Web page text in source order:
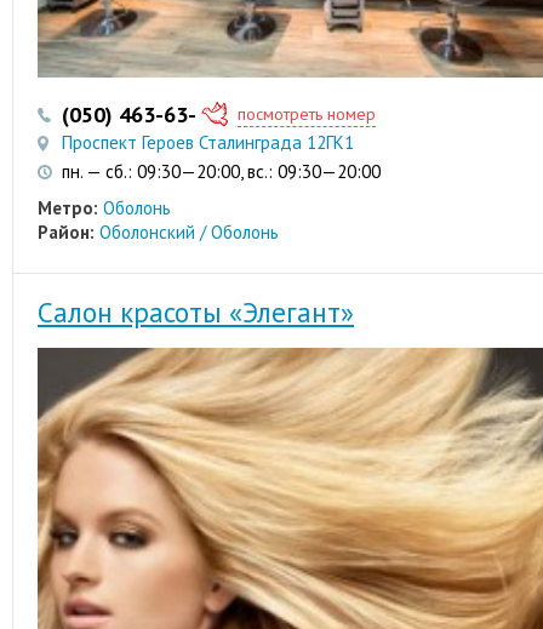
(050) 463-63-37 посмотреть номер
Проспект Героев Сталинграда 12ГК1
пн. — сб.: 09:30—20:00, вс.: 09:30—20:00
Метро: Оболонь
Район: Оболонский / Оболонь
Салон красоты «Элегант»